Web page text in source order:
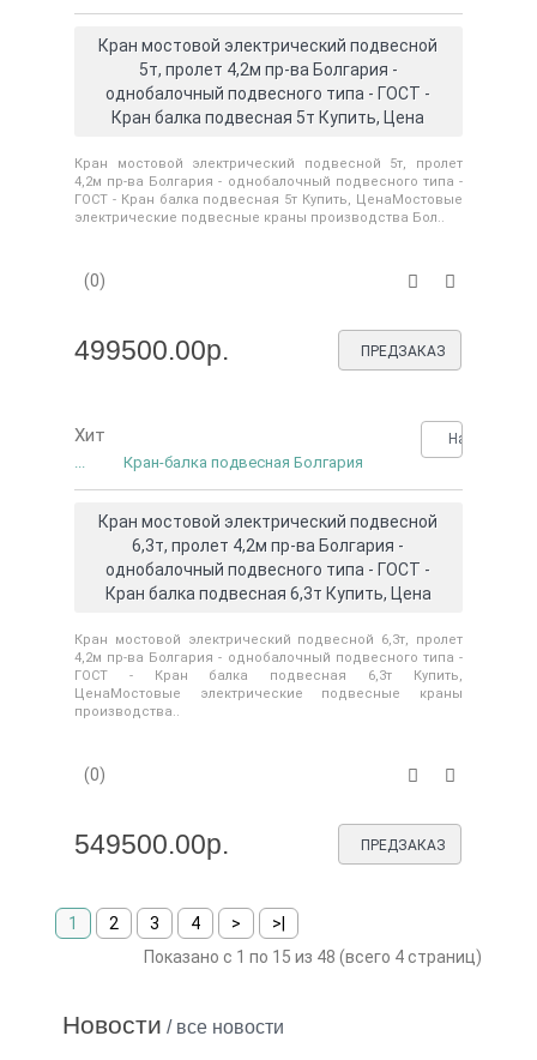
Кран мостовой электрический подвесной
5т, пролет 4,2м пр-ва Болгария -
однобалочный подвесного типа - ГОСТ -
Кран балка подвесная 5т Купить, Цена
Кран мостовой электрический подвесной 5т, пролет
4,2м пр-ва Болгария - однобалочный подвесного типа -
ГОСТ - Кран балка подвесная 5т Купить, ЦенаМостовые
электрические подвесные краны производства Бол..
(0)
499500.00р. ПРЕДЗАКАЗ
Хит Нашли
... Кран-балка подвесная Болгария
Кран мостовой электрический подвесной
6,3т, пролет 4,2м пр-ва Болгария -
однобалочный подвесного типа - ГОСТ -
Кран балка подвесная 6,3т Купить, Цена
Кран мостовой электрический подвесной 6,3т, пролет
4,2м пр-ва Болгария - однобалочный подвесного типа -
ГОСТ - Кран балка подвесная 6,3т Купить,
ЦенаМостовые электрические подвесные краны
производства..
(0)
549500.00р. ПРЕДЗАКАЗ
1 2 3 4 >
>|
Показано с 1 по 15 из 48 (всего 4 страниц)
Новости / все новости